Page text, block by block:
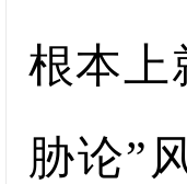
根本上
胁论”